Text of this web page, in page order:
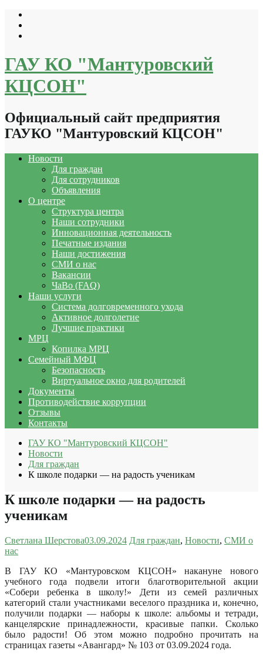
Перейти
содержимому
ГАУ КО "Мантуровский
КЦСОН"
Официальный сайт предприятия
ГАУКО "Мантуровский КЦСОН"
Новости
Для граждан
Для сотрудников
Объявления
О центре
Структура центра
Наши сотрудники
Инновационная деятельность
Печатные издания
Наши достижения
СМИ о нас
Вакансии
ЧаВо (FAQ)
Наши услуги
Система долговременного ухода
Активное долголетие
Лучшие практики
МРЦ
Копилка МРЦ
Семейный МФЦ
Безопасность
Виртуальное окно для родителей
Документы
Противодействие коррупции
Отзывы
Контакты
ГАУ КО "Мантуровский КЦСОН"
Новости
Для граждан
К школе подарки — на радость ученикам
К школе подарки — на радость
ученикам
Светлана Шерстова03.09.2024 Для граждан, Новости, СМИ о
нас
В ГАУ КО «Мантуровском КЦСОН» накануне нового
учебного года подвели итоги благотворительной акции
«Собери ребенка в школу!» Дети из семей различных
категорий стали участниками веселого праздника и, конечно,
получили подарки — наборы к школе: альбомы и тетради,
канцелярские принадлежности, красивые папки. Сколько
было радости! Об этом можно подробно прочитать на
страницах газеты «Авангард» № 103 от 03.09.2024 года.